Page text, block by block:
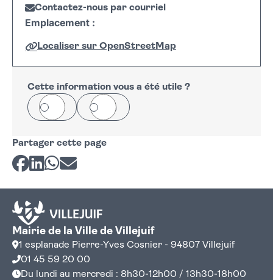
Contactez-nous par courriel
Emplacement :
Localiser sur OpenStreetMap
+
−
Leaflet
Cette information vous a été utile ?
Oui Non
Partager cette page
Partager sur Facebook
Partager sur LinkedIn
Partager sur Whatsapp
Partager par courriel
Mairie de la Ville de Villejuif
1 esplanade Pierre-Yves Cosnier - 94807 Villejuif
01 45 59 20 00
Du lundi au mercredi : 8h30-12h00 / 13h30-18h00